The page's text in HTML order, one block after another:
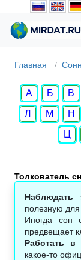
Главная
А Б В
Л
М Н
Ц
Толкователь
Наблюдать
полезную
Иногда сон
предвещает
Работать в
какое-то